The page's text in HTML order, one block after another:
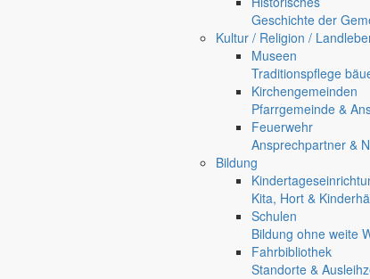
Geschichte der
Kultur / Religion /
Museen
Traditionspflege
Kirchengemeinden
Pfarrgemeinde &
Feuerwehr
Ansprechpartner &
Bildung
Kita, Hort &
Schulen
Bildung ohne weite
Fahrbibliothek
Standorte &